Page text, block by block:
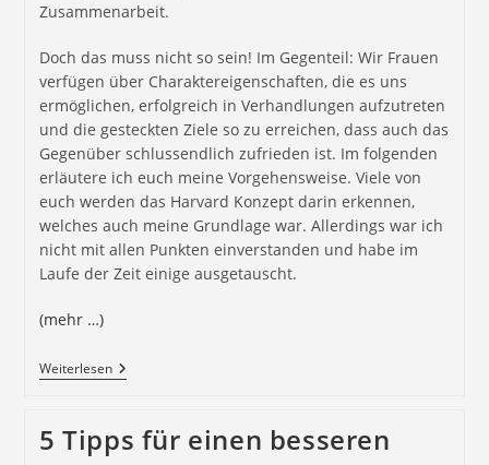
Zusammenarbeit.
Doch das muss nicht so sein! Im Gegenteil: Wir Frauen
verfügen über Charaktereigenschaften, die es uns
ermöglichen, erfolgreich in Verhandlungen aufzutreten
und die gesteckten Ziele so zu erreichen, dass auch das
Gegenüber schlussendlich zufrieden ist. Im folgenden
erläutere ich euch meine Vorgehensweise. Viele von
euch werden das Harvard Konzept darin erkennen,
welches auch meine Grundlage war. Allerdings war ich
nicht mit allen Punkten einverstanden und habe im
Laufe der Zeit einige ausgetauscht.
(mehr …)
Weiterlesen
5 Tipps für einen besseren